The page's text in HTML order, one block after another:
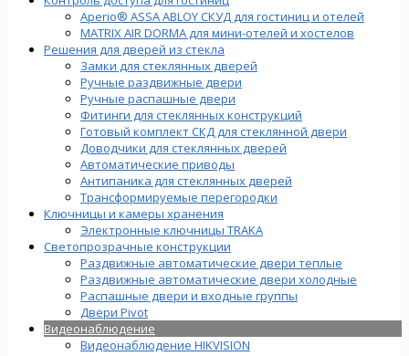
Aperio® ASSA ABLOY СКУД для гостиниц и отелей
MATRIX AIR DORMA для мини-отелей и хостелов
Решения для дверей из стекла
Замки для стеклянных дверей
Ручные раздвижные двери
Ручные распашные двери
Фитинги для стеклянных конструкций
Готовый комплект СКД для стеклянной двери
Доводчики для стеклянных дверей
Автоматические приводы
Антипаника для стеклянных дверей
Трансформируемые перегородки
Ключницы и камеры хранения
Электронные ключницы TRAKA
Светопрозрачные конструкции
Раздвижные автоматические двери теплые
Раздвижные автоматические двери холодные
Распашные двери и входные группы
Двери Pivot
Видеонаблюдение
Видеонаблюдение HIKVISION